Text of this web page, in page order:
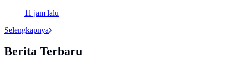
11 jam lalu
Selengkapnya
Berita Terbaru